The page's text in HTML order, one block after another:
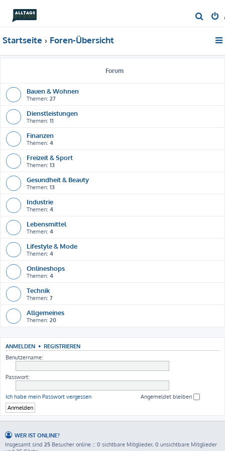
u
Startseite Foren-Übersicht
Forum
Bauen & Wohnen
Themen: 27
Dienstleistungen
Themen: 11
Finanzen
Themen: 4
Freizeit & Sport
Themen: 13
Gesundheit & Beauty
Themen: 13
Industrie
Themen: 4
Lebensmittel
Themen: 4
Lifestyle & Mode
Themen: 4
Onlineshops
Themen: 4
Technik
Themen: 7
Allgemeines
Themen: 20
ANMELDEN • REGISTRIEREN
Benutzername:
Passwort:
Ich habe mein Passwort vergessen Angemeldet bleiben
WER IST ONLINE?
Insgesamt sind 25 Besucher online :: 0 sichtbare Mitglieder, 0 unsichtbare Mitglieder